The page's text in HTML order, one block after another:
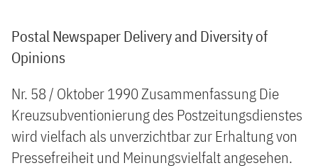
Postal Newspaper Delivery and Diversity of
Opinions
Nr. 58 / Oktober 1990 Zusammenfassung Die
Kreuzsubventionierung des Postzeitungsdienstes
wird vielfach als unverzichtbar zur Erhaltung von
Pressefreiheit und Meinungsvielfalt angesehen.